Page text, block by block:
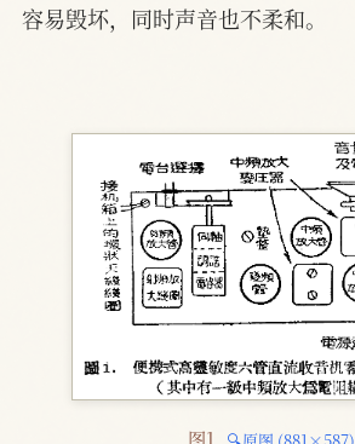
容易毁坏，同时声音也不柔和。
图1